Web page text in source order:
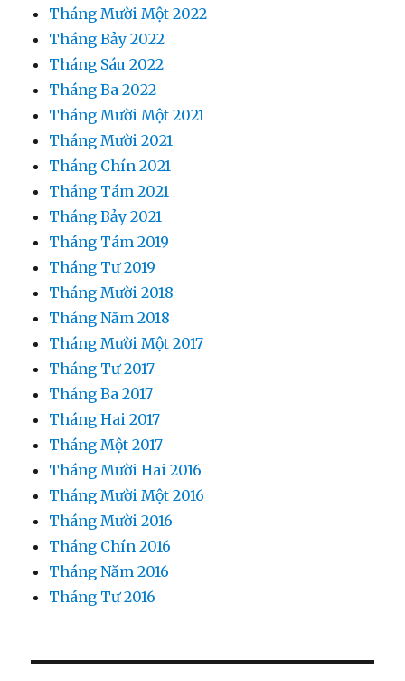
Tháng Mười Một 2022
Tháng Bảy 2022
Tháng Sáu 2022
Tháng Ba 2022
Tháng Mười Một 2021
Tháng Mười 2021
Tháng Chín 2021
Tháng Tám 2021
Tháng Bảy 2021
Tháng Tám 2019
Tháng Tư 2019
Tháng Mười 2018
Tháng Năm 2018
Tháng Mười Một 2017
Tháng Tư 2017
Tháng Ba 2017
Tháng Hai 2017
Tháng Một 2017
Tháng Mười Hai 2016
Tháng Mười Một 2016
Tháng Mười 2016
Tháng Chín 2016
Tháng Năm 2016
Tháng Tư 2016